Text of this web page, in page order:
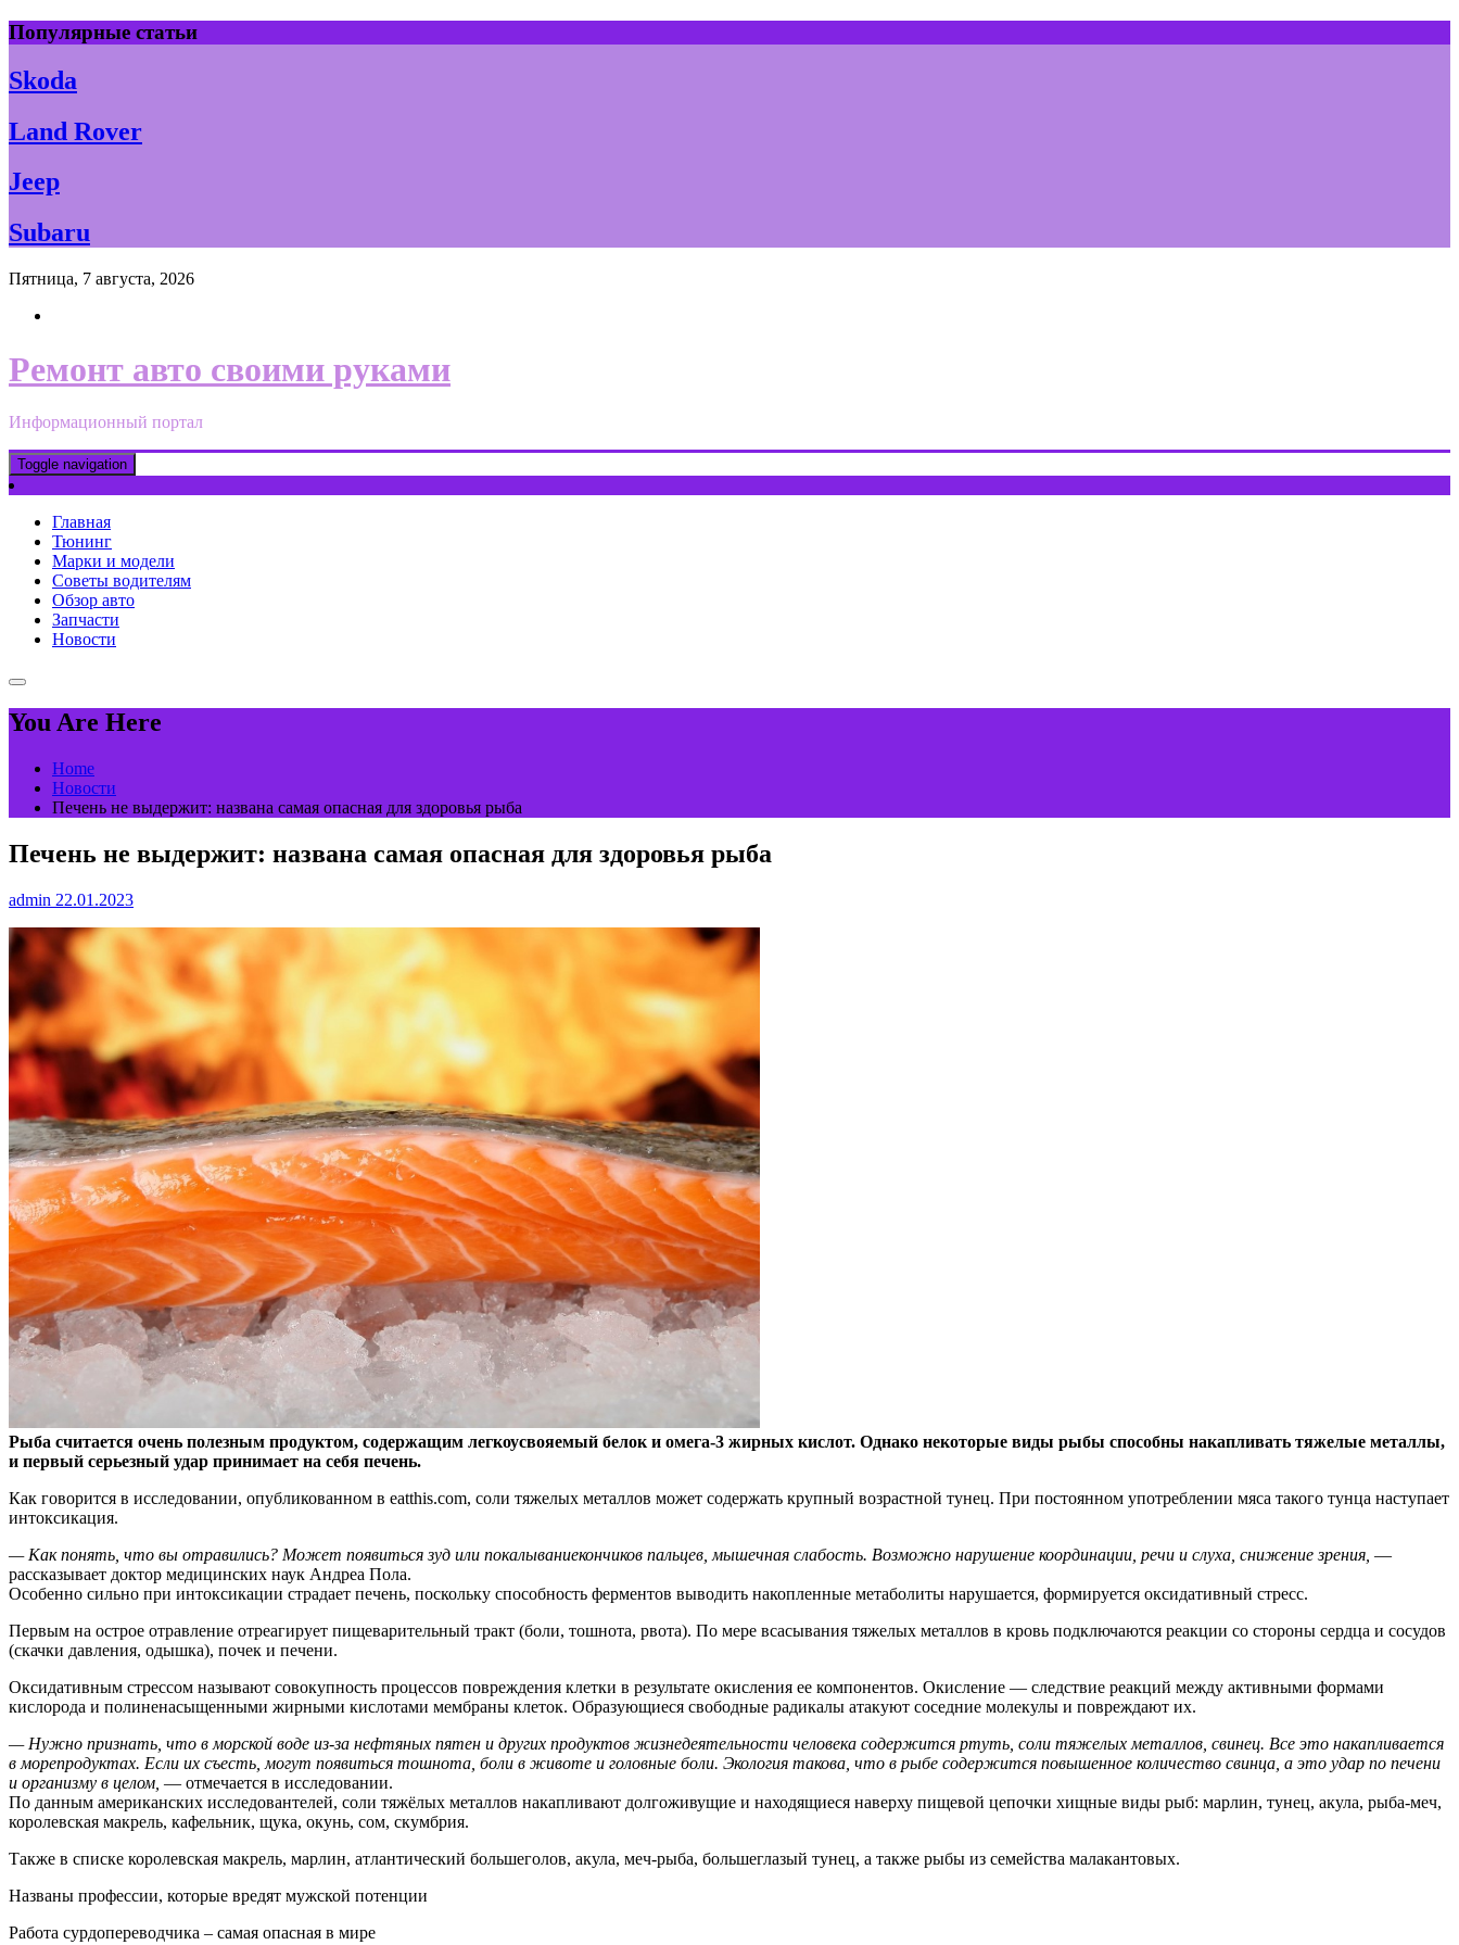
Skip
to
content
Популярные статьи
Skoda
Land Rover
Jeep
Subaru
Пятница, 7 августа, 2026
Ремонт авто своими руками
Информационный портал
Toggle navigation
Главная
Тюнинг
Марки и модели
Советы водителям
Обзор авто
Запчасти
Новости
You Are Here
Home
Новости
Печень не выдержит: названа самая опасная для здоровья рыба
Печень не выдержит: названа самая опасная для здоровья рыба
admin 22.01.2023
Рыба считается очень полезным продуктом, содержащим легкоусвояемый белок и омега-3 жирных кислот. Однако некоторые виды рыбы способны накапливать тяжелые металлы,
и первый серьезный удар принимает на себя печень.
Как говорится в исследовании, опубликованном в eatthis.com, соли тяжелых металлов может содержать крупный возрастной тунец. При постоянном употреблении мяса такого тунца наступает
интоксикация.
— Как понять, что вы отравились? Может появиться зуд или покалываниекончиков пальцев, мышечная слабость. Возможно нарушение координации, речи и слуха, снижение зрения, —
рассказывает доктор медицинских наук Андреа Пола.
Особенно сильно при интоксикации страдает печень, поскольку способность ферментов выводить накопленные метаболиты нарушается, формируется оксидативный стресс.
Первым на острое отравление отреагирует пищеварительный тракт (боли, тошнота, рвота). По мере всасывания тяжелых металлов в кровь подключаются реакции со стороны сердца и сосудов
(скачки давления, одышка), почек и печени.
Оксидативным стрессом называют совокупность процессов повреждения клетки в результате окисления ее компонентов. Окисление — следствие реакций между активными формами
кислорода и полиненасыщенными жирными кислотами мембраны клеток. Образующиеся свободные радикалы атакуют соседние молекулы и повреждают их.
— Нужно признать, что в морской воде из-за нефтяных пятен и других продуктов жизнедеятельности человека содержится ртуть, соли тяжелых металлов, свинец. Все это накапливается
в морепродуктах. Если их съесть, могут появиться тошнота, боли в животе и головные боли. Экология такова, что в рыбе содержится повышенное количество свинца, а это удар по печени
и организму в целом, — отмечается в исследовании.
По данным американских исследовантелей, соли тяжёлых металлов накапливают долгоживущие и находящиеся наверху пищевой цепочки хищные виды рыб: марлин, тунец, акула, рыба-меч,
королевская макрель, кафельник, щука, окунь, сом, скумбрия.
Также в списке королевская макрель, марлин, атлантический большеголов, акула, меч-рыба, большеглазый тунец, а также рыбы из семейства малакантовых.
Названы профессии, которые вредят мужской потенции
Работа сурдопереводчика – самая опасная в мире